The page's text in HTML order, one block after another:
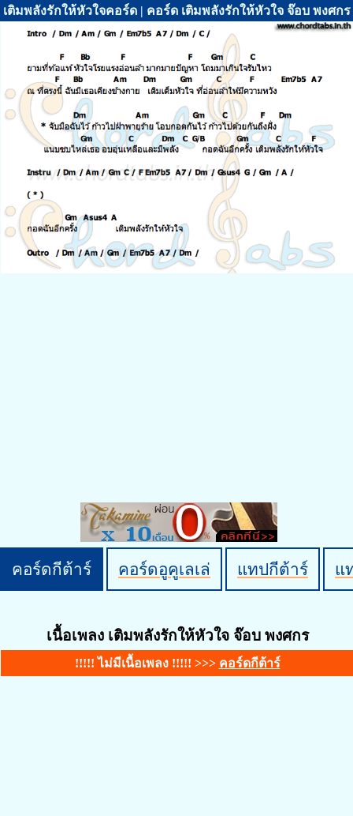
เติมพลังรักให้หัวใจคอร์ด | คอร์ด เติมพลังรักให้หัวใจ จ๊อบ พงศกร
คอร์ดกีต้าร์ คอร์ดอูคูเลเล่ แทปกีต้าร์ แ
เนื้อเพลง เติมพลังรักให้หัวใจ จ๊อบ พงศกร
!!!!! ไม่มีเนื้อเพลง !!!!! >>> คอร์ดกีต้าร์